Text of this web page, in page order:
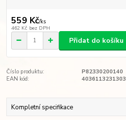
559 Kč/ks
462 Kč bez DPH
Přidat do košíku
Číslo produktu:
P82330200140
EAN kód:
4036113231303
Kompletní specifikace